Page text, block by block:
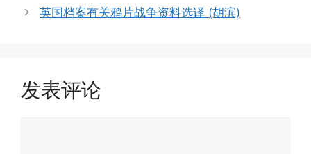
英国档案有关鸦片战争资料选译 (胡滨)
发表评论